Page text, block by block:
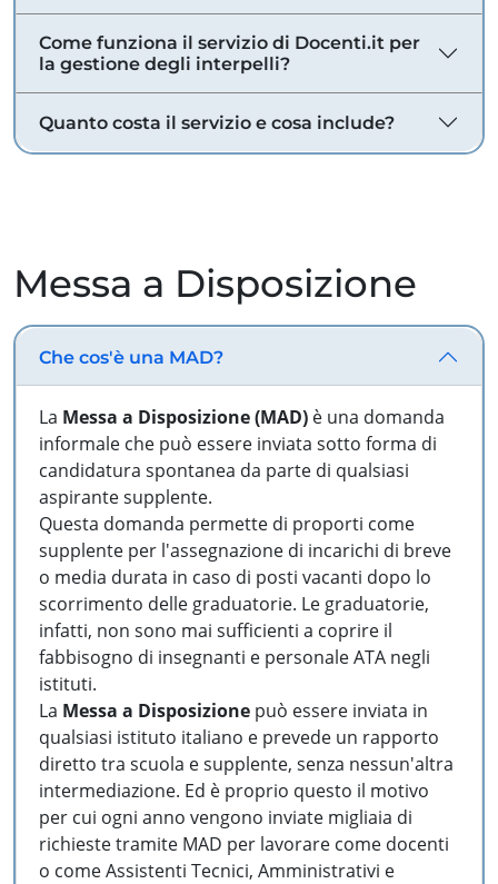
Come funziona il servizio di Docenti.it per
la gestione degli interpelli?
Quanto costa il servizio e cosa include?
Messa a Disposizione
Che cos'è una MAD?
La Messa a Disposizione (MAD) è una domanda
informale che può essere inviata sotto forma di
candidatura spontanea da parte di qualsiasi
aspirante supplente.
Questa domanda permette di proporti come
supplente per l'assegnazione di incarichi di breve
o media durata in caso di posti vacanti dopo lo
scorrimento delle graduatorie. Le graduatorie,
infatti, non sono mai sufficienti a coprire il
fabbisogno di insegnanti e personale ATA negli
istituti.
La Messa a Disposizione può essere inviata in
qualsiasi istituto italiano e prevede un rapporto
diretto tra scuola e supplente, senza nessun'altra
intermediazione. Ed è proprio questo il motivo
per cui ogni anno vengono inviate migliaia di
richieste tramite MAD per lavorare come docenti
o come Assistenti Tecnici, Amministrativi e